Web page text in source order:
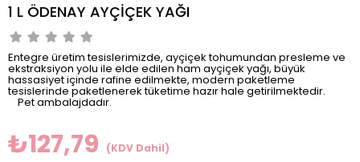
1 L ÖDENAY AYÇİÇEK YAĞI
Entegre üretim tesislerimizde, ayçiçek tohumundan presleme ve
ekstraksiyon yolu ile elde edilen ham ayçiçek yağı, büyük
hassasiyet içinde rafine edilmekte, modern paketleme
tesislerinde paketlenerek tüketime hazır hale getirilmektedir.
Pet ambalajdadır.
₺127,79 (KDV Dahil)